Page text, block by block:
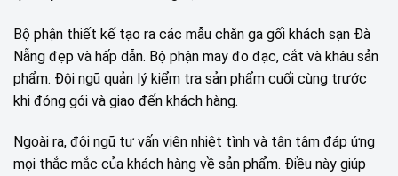
Bộ phận thiết kế tạo ra các mẫu chăn ga gối khách sạn Đà
Nẵng đẹp và hấp dẫn. Bộ phận may đo đạc, cắt và khâu sản
phẩm. Đội ngũ quản lý kiểm tra sản phẩm cuối cùng trước
khi đóng gói và giao đến khách hàng.
Ngoài ra, đội ngũ tư vấn viên nhiệt tình và tận tâm đáp ứng
mọi thắc mắc của khách hàng về sản phẩm. Điều này giúp